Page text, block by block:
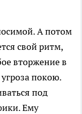
А потом
свой ритм,
вторжение в
покою.
под
Ему